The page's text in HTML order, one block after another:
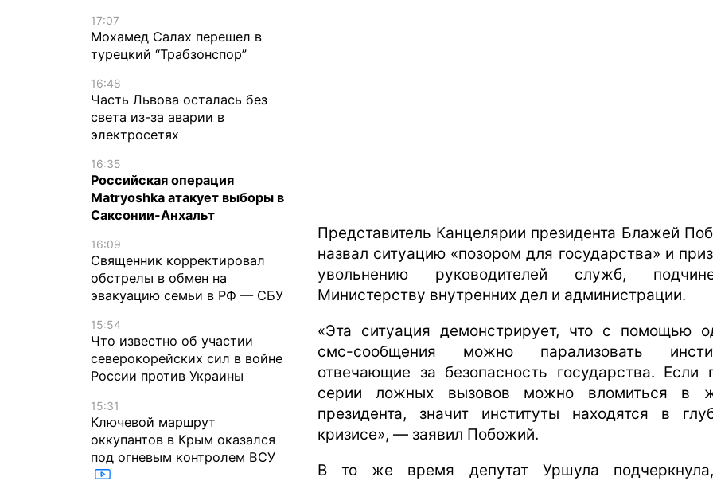
Представитель Канцелярии президента Блажей
назвал ситуацию «позором для государства» и
увольнению руководителей служб,
Министерству внутренних дел и администрации.
«Эта ситуация демонстрирует, что с помощью
смс-сообщения можно парализовать
отвечающие за безопасность государства. Если
серии ложных вызовов можно вломиться в
президента, значит институты находятся в
кризисе», — заявил Побожий.
В то же время депутат Уршула
17:07
Мохамед Салах перешел в
турецкий “Трабзонспор”
16:48
Часть Львова осталась без
света из-за аварии в
электросетях
16:35
Российская операция
Matryoshka атакует выборы в
Саксонии-Анхальт
16:09
Священник корректировал
обстрелы в обмен на
эвакуацию семьи в РФ — СБУ
15:54
Что известно об участии
северокорейских сил в войне
России против Украины
15:31
Ключевой маршрут
оккупантов в Крым оказался
под огневым контролем ВСУ